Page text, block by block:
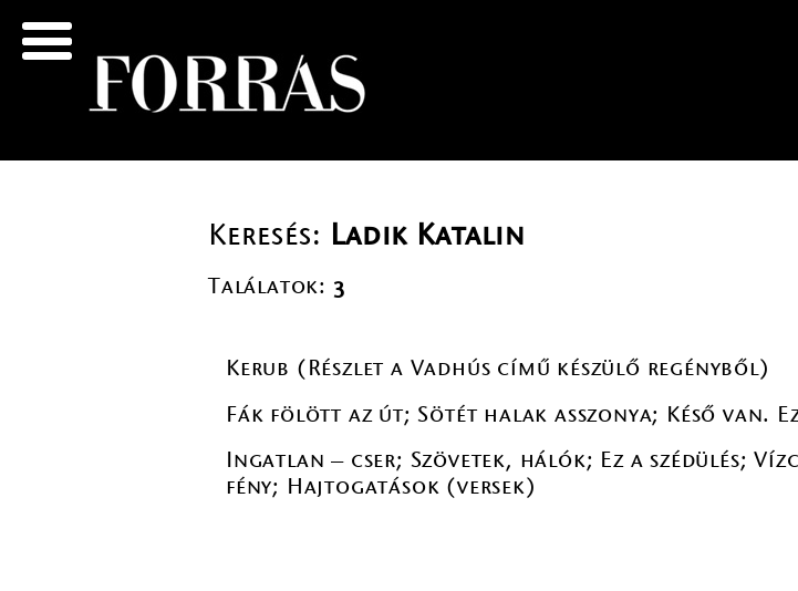
Keresés: Ladik Katalin
Találatok: 3
Kerub (Részlet a Vadhús című készülő regényből)
Fák fölött az út; Sötét halak asszonya; Késő van.
Ingatlan – cser; Szövetek, hálók; Ez a szédülés;
fény; Hajtogatások (versek)